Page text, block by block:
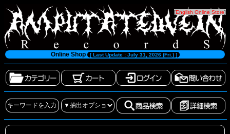
[English Online Store]
Online Shop [ Last Update : July 31, 2026 (Fri.) ]